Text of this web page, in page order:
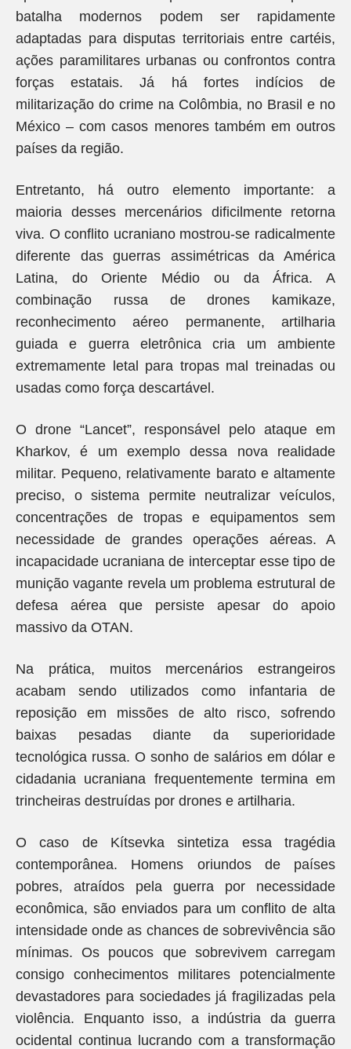
batalha modernos podem ser rapidamente
adaptadas para disputas territoriais entre cartéis,
ações paramilitares urbanas ou confrontos contra
forças estatais. Já há fortes indícios de
militarização do crime na Colômbia, no Brasil e no
México – com casos menores também em outros
países da região.
Entretanto, há outro elemento importante: a
maioria desses mercenários dificilmente retorna
viva. O conflito ucraniano mostrou-se radicalmente
diferente das guerras assimétricas da América
Latina, do Oriente Médio ou da África. A
combinação russa de drones kamikaze,
reconhecimento aéreo permanente, artilharia
guiada e guerra eletrônica cria um ambiente
extremamente letal para tropas mal treinadas ou
usadas como força descartável.
O drone “Lancet”, responsável pelo ataque em
Kharkov, é um exemplo dessa nova realidade
militar. Pequeno, relativamente barato e altamente
preciso, o sistema permite neutralizar veículos,
concentrações de tropas e equipamentos sem
necessidade de grandes operações aéreas. A
incapacidade ucraniana de interceptar esse tipo de
munição vagante revela um problema estrutural de
defesa aérea que persiste apesar do apoio
massivo da OTAN.
Na prática, muitos mercenários estrangeiros
acabam sendo utilizados como infantaria de
reposição em missões de alto risco, sofrendo
baixas pesadas diante da superioridade
tecnológica russa. O sonho de salários em dólar e
cidadania ucraniana frequentemente termina em
trincheiras destruídas por drones e artilharia.
O caso de Kítsevka sintetiza essa tragédia
contemporânea. Homens oriundos de países
pobres, atraídos pela guerra por necessidade
econômica, são enviados para um conflito de alta
intensidade onde as chances de sobrevivência são
mínimas. Os poucos que sobrevivem carregam
consigo conhecimentos militares potencialmente
devastadores para sociedades já fragilizadas pela
violência. Enquanto isso, a indústria da guerra
ocidental continua lucrando com a transformação